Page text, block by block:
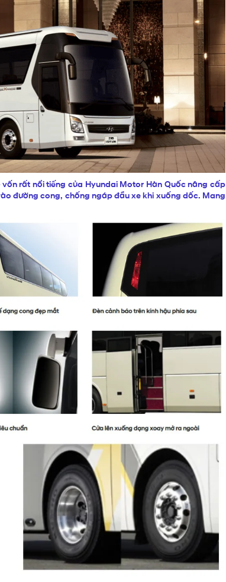
vốn rất nổi tiếng của Hyundai Motor Hàn Quốc nâng cấp
đường cong, chống ngáp đầu xe khi xuống dốc. Mang